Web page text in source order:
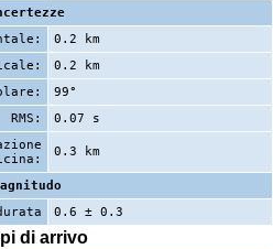
0.2 km
0.2 km
99°
RMS:
0.07 s
0.3 km
0.6 ± 0.3
di arrivo